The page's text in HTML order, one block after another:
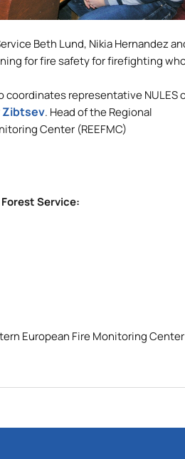
Beth Lund, Nikia Hernandez
for fire safety for firefighting
coordinates representative NULES
Zibtsev. Head of the Regional
Center (REEFMC)
Service:
European Fire Monitoring Center